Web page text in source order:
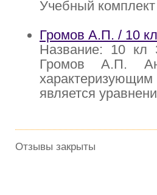
Учебный
Громов А.П. / 10
Название: 10 кл
Громов А.П.
является
Отзывы закрыты